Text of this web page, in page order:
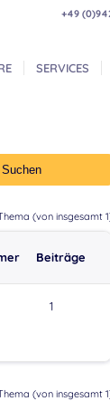
+49
SERVICES
(von insgesamt
Beiträge
1
(von insgesamt